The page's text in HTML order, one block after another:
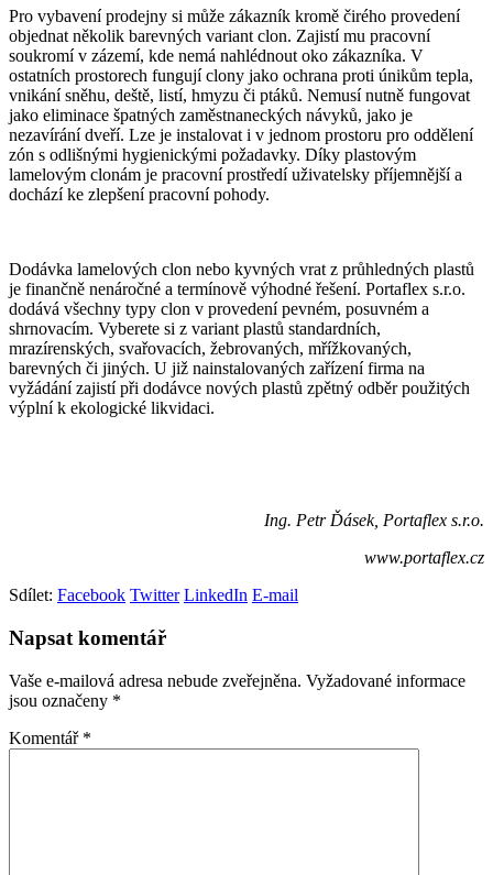
Pro vybavení prodejny si může zákazník kromě čirého provedení
objednat několik barevných variant clon. Zajistí mu pracovní
soukromí v zázemí, kde nemá nahlédnout oko zákazníka. V
ostatních prostorech fungují clony jako ochrana proti únikům tepla,
vnikání sněhu, deště, listí, hmyzu či ptáků. Nemusí nutně fungovat
jako eliminace špatných zaměstnaneckých návyků, jako je
nezavírání dveří. Lze je instalovat i v jednom prostoru pro oddělení
zón s odlišnými hygienickými požadavky. Díky plastovým
lamelovým clonám je pracovní prostředí uživatelsky příjemnější a
dochází ke zlepšení pracovní pohody.
Dodávka lamelových clon nebo kyvných vrat z průhledných plastů
je finančně nenáročné a termínově výhodné řešení. Portaflex s.r.o.
dodává všechny typy clon v provedení pevném, posuvném a
shrnovacím. Vyberete si z variant plastů standardních,
mrazírenských, svařovacích, žebrovaných, mřížkovaných,
barevných či jiných. U již nainstalovaných zařízení firma na
vyžádání zajistí při dodávce nových plastů zpětný odběr použitých
výplní k ekologické likvidaci.
Ing. Petr Ďásek, Portaflex s.r.o.
www.portaflex.cz
Sdílet: Facebook Twitter LinkedIn E-mail
Napsat komentář
Vaše e-mailová adresa nebude zveřejněna. Vyžadované informace
jsou označeny *
Komentář *